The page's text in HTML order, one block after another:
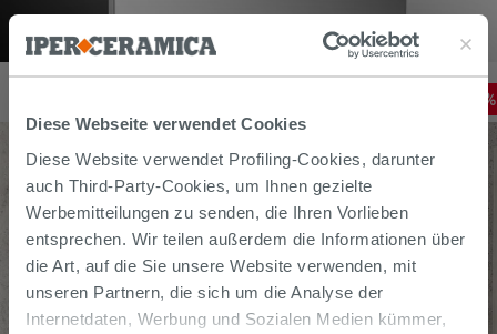
Diese Webseite verwendet Cookies
Diese Website verwendet Profiling-Cookies, darunter
auch Third-Party-Cookies, um Ihnen gezielte
Werbemitteilungen zu senden, die Ihren Vorlieben
entsprechen. Wir teilen außerdem die Informationen über
die Art, auf die Sie unsere Website verwenden, mit
unseren Partnern, die sich um die Analyse der
Internetdaten, Werbung und Sozialen Medien kümmer,
LED-SPIEGEL LINEAR 120 HÖHE 70 cm 16,9 Watt UMKEHRBAR
,00%